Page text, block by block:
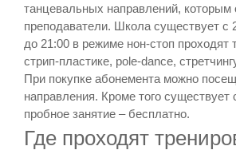
танцевальных направлений,
преподаватели. Школа существует с
до 21:00 в режиме нон-стоп проходят
стрип-пластике, pole-dance,
При покупке абонемента можно
направления. Кроме того существует
пробное занятие – бесплатно.
Где проходят